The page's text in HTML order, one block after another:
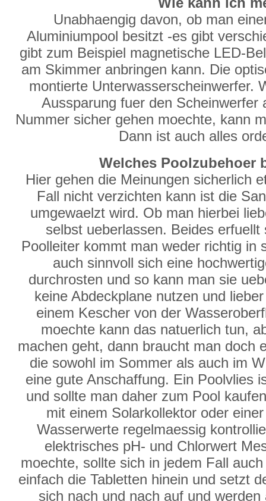
Unabhaengig davon, ob man
Aluminiumpool besitzt -es gibt
gibt zum Beispiel magnetische LED-
am Skimmer anbringen kann. Die
montierte Unterwasserscheinwerfer.
Aussparung fuer den
Nummer sicher gehen moechte, kann
Dann ist auch alles
Welches Poolzubehoer
Hier gehen die Meinungen sicherlich
Fall nicht verzichten kann ist die
umgewaelzt wird. Ob man hierbei
selbst ueberlassen. Beides
Poolleiter kommt man weder richtig in
auch sinnvoll sich eine
durchrosten und so kann man sie
keine Abdeckplane nutzen und
einem Kescher von der
moechte kann das natuerlich tun,
machen geht, dann braucht man doch
die sowohl im Sommer als auch im
eine gute Anschaffung. Ein Poolvlies
und sollte man daher zum Pool
mit einem Solarkollektor oder
Wasserwerte regelmaessig
elektrisches pH- und Chlorwert
moechte, sollte sich in jedem Fall
einfach die Tabletten hinein und setzt
sich nach und nach auf und